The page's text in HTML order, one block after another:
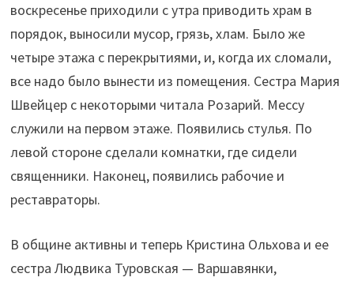
воскресенье приходили с утра приводить храм в
порядок, выносили мусор, грязь, хлам. Было же
четыре этажа с перекрытиями, и, когда их сломали,
все надо было вынести из помещения. Сестра Мария
Швейцер с некоторыми читала Розарий. Мессу
служили на первом этаже. Появились стулья. По
левой стороне сделали комнатки, где сидели
священники. Наконец, появились рабочие и
реставраторы.
В общине активны и теперь Кристина Ольхова и ее
сестра Людвика Туровская — Варшавянки,